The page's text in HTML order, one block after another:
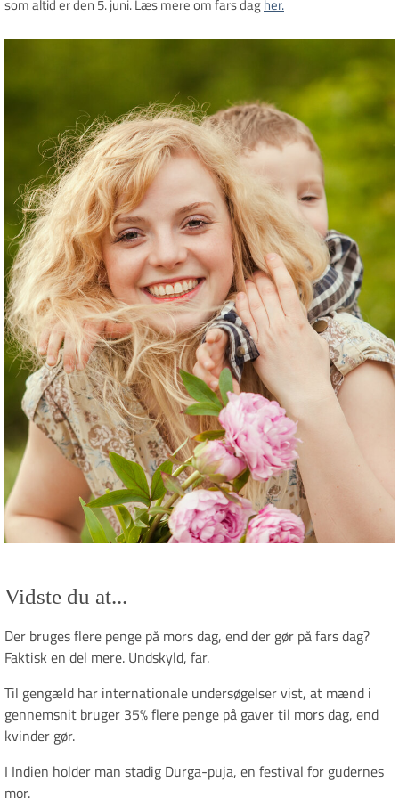
som altid er den 5. juni.Læs mere om fars dagher.
Vidste du at...
Der bruges flere penge på mors dag, end der gør på fars dag?
Faktisk en del mere. Undskyld, far.
Til gengæld har internationale undersøgelser vist, at mænd i
gennemsnit bruger 35% flere penge på gaver til mors dag, end
kvinder gør.
I Indien holder man stadig Durga-puja, en festival for gudernes
mor.